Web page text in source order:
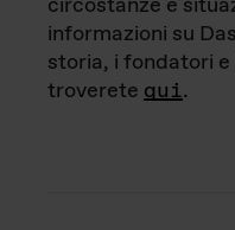
informazioni su
storia, i fondatori
troverete qui.